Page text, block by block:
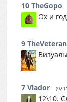
10 TheGopo
Ох и
9
7 Vlador
12\10.